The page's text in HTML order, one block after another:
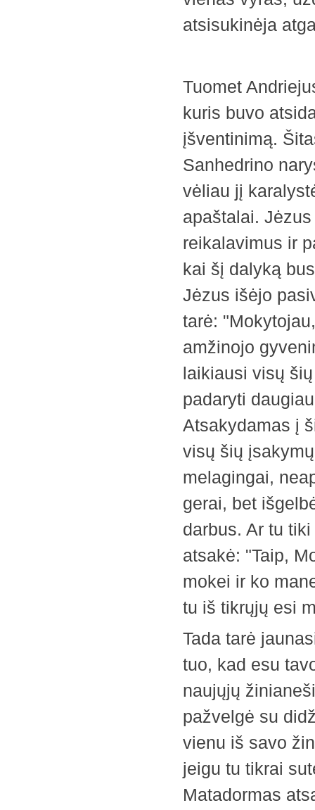
atsisukinėja
Tuomet
kuris buvo
įšventinimą.
Sanhedrino
vėliau jį
apaštalai.
reikalavimus ir
kai šį dalyką
Jėzus išėjo
tarė:
amžinojo
laikiausi visų
padaryti
Atsakydamas į
visų šių
melagingai,
gerai, bet
darbus. Ar tu
atsakė: "Taip,
mokei ir ko
tu iš tikrųjų esi
Tada tarė
tuo, kad esu
naujųjų
pažvelgė su
vienu iš savo
jeigu tu tikrai
Matadormas